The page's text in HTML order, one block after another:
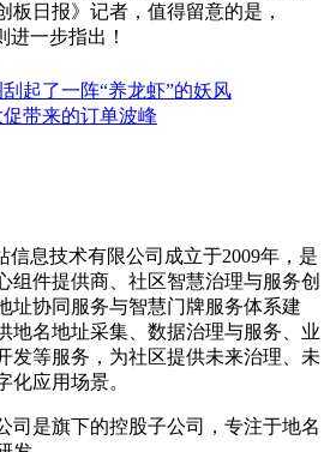
板日报》记者，值得留意的是，
一步指出！
起了一阵“养龙虾”的妖风
带来的订单波峰
信息技术有限公司成立于2009年，是
组件提供商、社区智慧治理与服务创
址协同服务与智慧门牌服务体系建
地名地址采集、数据治理与服务、业
发等服务，为社区提供未来治理、未
化应用场景。
司是旗下的控股子公司，专注于地名